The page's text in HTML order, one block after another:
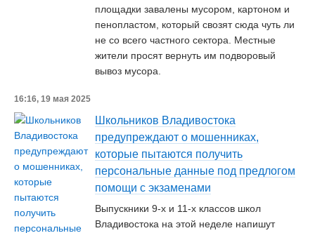
площадки завалены мусором, картоном и
пенопластом, который свозят сюда чуть ли
не со всего частного сектора. Местные
жители просят вернуть им подворовый
вывоз мусора.
16:16, 19 мая 2025
Школьников Владивостока
предупреждают о мошенниках,
которые пытаются получить
персональные данные под предлогом
помощи с экзаменами
Выпускники 9-х и 11-х классов школ
Владивостока на этой неделе напишут